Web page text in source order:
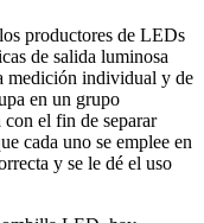
productores de LEDs
de salida luminosa
medición individual y de
en un grupo
el fin de separar
cada uno se emplee en
y se le dé el uso